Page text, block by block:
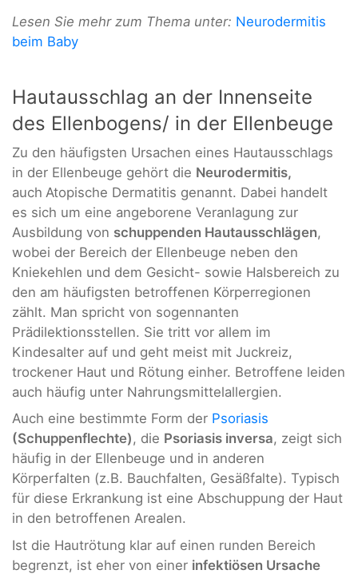
Lesen Sie mehr zum Thema unter: Neurodermitis
beim Baby
Hautausschlag an der Innenseite
des Ellenbogens/ in der Ellenbeuge
Zu den häufigsten Ursachen eines Hautausschlags
in der Ellenbeuge gehört die Neurodermitis,
auch Atopische Dermatitis genannt. Dabei handelt
es sich um eine angeborene Veranlagung zur
Ausbildung von schuppenden Hautausschlägen,
wobei der Bereich der Ellenbeuge neben den
Kniekehlen und dem Gesicht- sowie Halsbereich zu
den am häufigsten betroffenen Körperregionen
zählt. Man spricht von sogennanten
Prädilektionsstellen. Sie tritt vor allem im
Kindesalter auf und geht meist mit Juckreiz,
trockener Haut und Rötung einher. Betroffene leiden
auch häufig unter Nahrungsmittelallergien.
Auch eine bestimmte Form der Psoriasis
(Schuppenflechte), die Psoriasis inversa, zeigt sich
häufig in der Ellenbeuge und in anderen
Körperfalten (z.B. Bauchfalten, Gesäßfalte). Typisch
für diese Erkrankung ist eine Abschuppung der Haut
in den betroffenen Arealen.
Ist die Hautrötung klar auf einen runden Bereich
begrenzt, ist eher von einer infektiösen Ursache